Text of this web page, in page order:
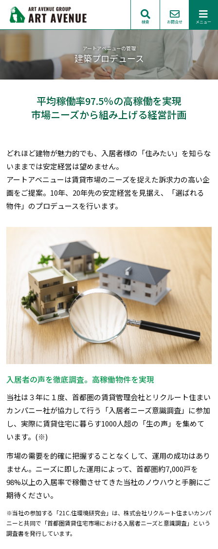
検索 お問合せ メニュー
アートアベニューの管理
建築プロデュース
平均稼働率97.5％の高稼働を実現
市場ニーズから組み上げる経営計画
どれほど建物が魅力的でも、入居者様の「住みたい」を知らな
いままでは安定経営は望めません。
アートアベニューは賃貸市場のニーズを捉えた訴求力の高い企
画をご提案。10年、20年先の安定経営を見据え、「選ばれる
物件」のプロデュースを行います。
入居者の声を徹底調査。高稼働物件を実現
当社は３年に１度、首都圏の賃貸管理会社とリクルート住まい
カンパニー社が協力して行う「入居者ニーズ意識調査」に参加
し、実際に賃貸住宅に暮らす1000人超の「生の声」を集めて
います。(※)
市場の需要を的確に把握することなくして、運用の成功はあり
ません。ニーズに即した運用によって、首都圏約7,000戸を
98%以上の入居率で稼働させてきた当社のノウハウと手腕にご
期待ください。
※当社の参加する「21C.住環境研究会」は、株式会社リクルート住まいカンパ
ニーと共同で「首都圏賃貸住宅市場における入居者ニーズと意識調査」という
調査書を発行しています。